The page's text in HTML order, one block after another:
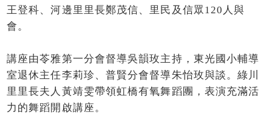
王登科、河邊里里長鄭茂信、里民及信眾120人與
會。
講座由苓雅第一分會督導吳韻玫主持，東光國小輔導
室退休主任李莉珍、普賢分會督導朱怡玫與談。綠川
里里長夫人黃靖雯帶領虹橋有氧舞蹈團，表演充滿活
力的舞蹈開啟講座。